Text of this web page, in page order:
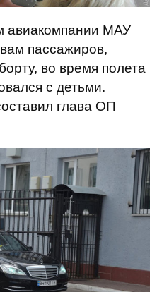
авиакомпании МАУ
пассажиров,
во время полета
с детьми.
глава ОП